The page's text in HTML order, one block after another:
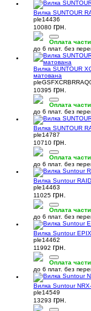
Вилка SUNTOUR
ple14436
10080 грн.
Оплата
до 6 плат. без
Вилка SUNTOUR
матована
10395 грн.
Оплата
до 6 плат. без
Вилка SUNTOUR
ple14787
10710 грн.
Оплата
до 6 плат. без
Вилка Suntour
ple14463
11025 грн.
Оплата
до 6 плат. без
Вилка Suntour
ple14462
11992 грн.
Оплата
до 6 плат. без
Вилка Suntour
ple14549
13293 грн.